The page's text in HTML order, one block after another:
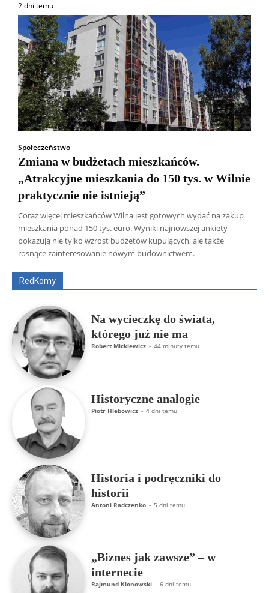
2 dni temu
Społeczeństwo
Zmiana w budżetach mieszkańców.
„Atrakcyjne mieszkania do 150 tys. w Wilnie
praktycznie nie istnieją”
Coraz więcej mieszkańców Wilna jest gotowych wydać na zakup
mieszkania ponad 150 tys. euro. Wyniki najnowszej ankiety
pokazują nie tylko wzrost budżetów kupujących, ale także
rosnące zainteresowanie nowym budownictwem.
RedKomy
Wszyscy Aleksander Borowik
Antoni Radczenko
Artur Płokszto
Grzegorz Górny
ks. Jarosław Wąsowicz SDB
Na wycieczkę do świata,
którego już nie ma
Robert Mickiewicz - 44 minuty temu
Historyczne analogie
Piotr Hlebowicz - 4 dni temu
Historia i podręczniki do
historii
Antoni Radczenko - 5 dni temu
„Biznes jak zawsze” – w
internecie
Rajmund Klonowski - 6 dni temu